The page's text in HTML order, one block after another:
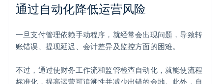
通过自动化降低运营风险
一旦支付管理依赖手动程序，就经常会出现问题，导致转
账错误、提现延迟、会计差异及监控方面的困难。
不过，通过使财务工作流和监管检查自动化，就能使流程
标准化，提高运营可追溯性并减少出错的余地。此外，自